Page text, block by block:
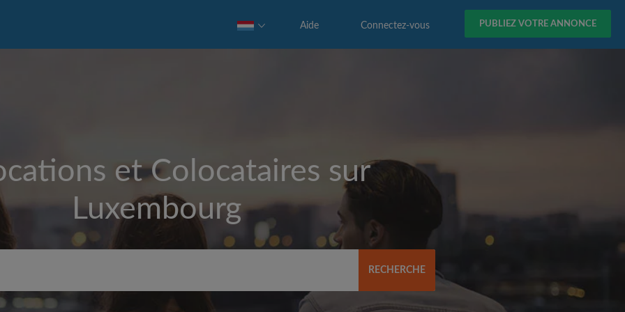
PUBLIEZ VOTRE ANNONCE
Connectez-vous
Aide
et Colocataires sur
Luxembourg
RECHERCHE